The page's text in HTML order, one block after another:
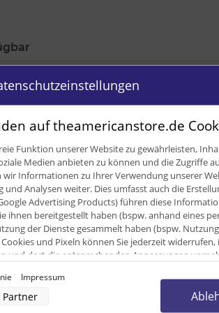
auf theamericanstore.de
Funktion unserer Website zu gewährleisten,
Medien anbieten zu können und die Zugriffe
wir Informationen zu Ihrer Verwendung unserer
und Analysen weiter. Dies umfasst auch die
Advertising Products) führen diese
ihnen bereitgestellt haben (bspw. anhand eines
der Dienste gesammelt haben (bspw.
und Pixeln können Sie jederzeit
und dort die entsprechenden Anpassungen
durch unsere Partner:
Zugriff auf Informationen auf einem Endgerät
Impressum
Partner